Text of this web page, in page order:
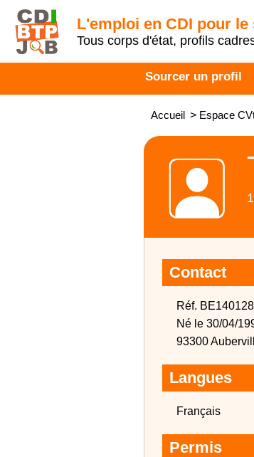
L'emploi en CDI pour le
Tous corps d'état, profils
Sourcer un profil
Accueil > Espace
Contact
Réf.
Né le 30/04/
93300
Langues
Français
Permis